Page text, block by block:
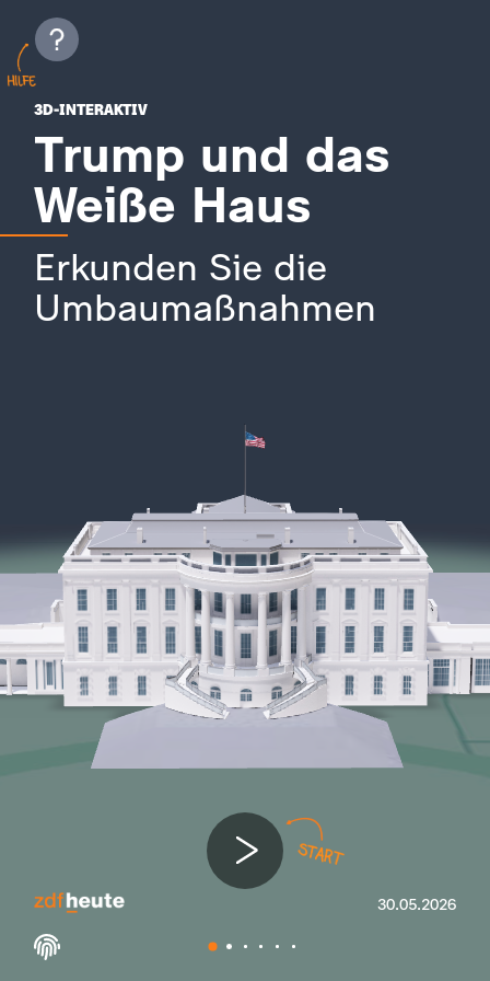
3D-INTERAKTIV
Trump und das
Weiße Haus
Erkunden Sie die
Umbaumaßnahmen
30.05.2026